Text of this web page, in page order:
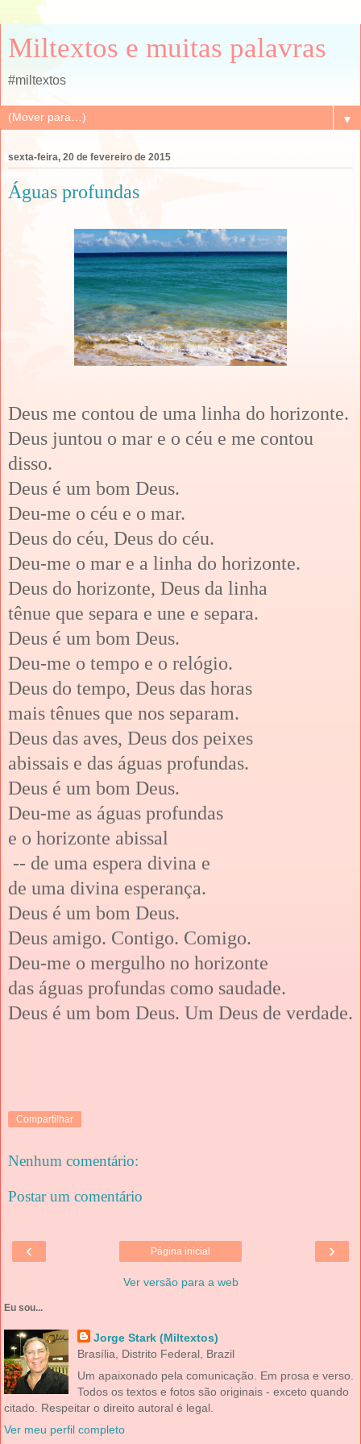
Miltextos e muitas palavras
#miltextos
▼
sexta-feira, 20 de fevereiro de 2015
Águas profundas
Deus me contou de uma linha do horizonte.
Deus juntou o mar e o céu e me contou
disso.
Deus é um bom Deus.
Deu-me o céu e o mar.
Deus do céu, Deus do céu.
Deu-me o mar e a linha do horizonte.
Deus do horizonte, Deus da linha
tênue que separa e une e separa.
Deus é um bom Deus.
Deu-me o tempo e o relógio.
Deus do tempo, Deus das horas
mais tênues que nos separam.
Deus das aves, Deus dos peixes
abissais e das águas profundas.
Deus é um bom Deus.
Deu-me as águas profundas
e o horizonte abissal
-- de uma espera divina e
de uma divina esperança.
Deus é um bom Deus.
Deus amigo. Contigo. Comigo.
Deu-me o mergulho no horizonte
das águas profundas como saudade.
Deus é um bom Deus. Um Deus de verdade.
Compartilhar
Nenhum comentário:
Postar um comentário
‹ ›
Página inicial
Ver versão para a web
Eu sou...
Jorge Stark (Miltextos)
Brasília, Distrito Federal, Brazil
Um apaixonado pela comunicação. Em prosa e verso.
Todos os textos e fotos são originais - exceto quando
citado. Respeitar o direito autoral é legal.
Ver meu perfil completo